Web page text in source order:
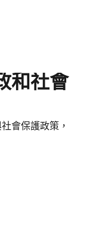
和社會
會保護政策，